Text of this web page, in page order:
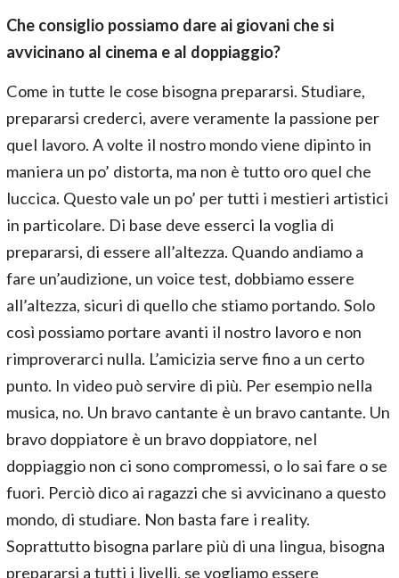
Che consiglio possiamo dare ai giovani che si
avvicinano al cinema e al doppiaggio?
Come in tutte le cose bisogna prepararsi. Studiare,
prepararsi crederci, avere veramente la passione per
quel lavoro. A volte il nostro mondo viene dipinto in
maniera un po’ distorta, ma non è tutto oro quel che
luccica. Questo vale un po’ per tutti i mestieri artistici
in particolare. Di base deve esserci la voglia di
prepararsi, di essere all’altezza. Quando andiamo a
fare un’audizione, un voice test, dobbiamo essere
all’altezza, sicuri di quello che stiamo portando. Solo
così possiamo portare avanti il nostro lavoro e non
rimproverarci nulla. L’amicizia serve fino a un certo
punto. In video può servire di più. Per esempio nella
musica, no. Un bravo cantante è un bravo cantante. Un
bravo doppiatore è un bravo doppiatore, nel
doppiaggio non ci sono compromessi, o lo sai fare o se
fuori. Perciò dico ai ragazzi che si avvicinano a questo
mondo, di studiare. Non basta fare i reality.
Soprattutto bisogna parlare più di una lingua, bisogna
prepararsi a tutti i livelli, se vogliamo essere